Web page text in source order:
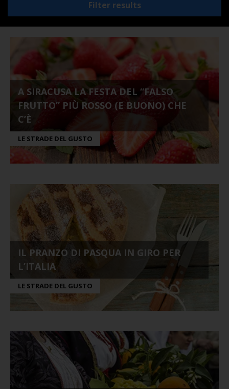
A SIRACUSA LA FESTA DEL “FALSO
FRUTTO” PIÙ ROSSO (E BUONO) CHE
C’È
LE STRADE DEL GUSTO
IL PRANZO DI PASQUA IN GIRO PER
L’ITALIA
LE STRADE DEL GUSTO